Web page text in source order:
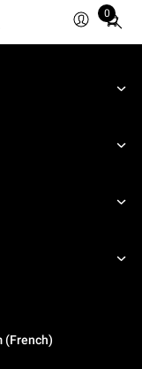
0
Total
items
cart:
(French)